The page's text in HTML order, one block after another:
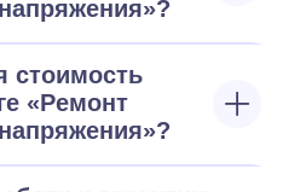
стоимость
«Ремонт